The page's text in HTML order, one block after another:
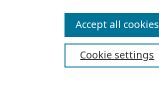
Accessibility Statement
Cookie settings
Accept all cookies